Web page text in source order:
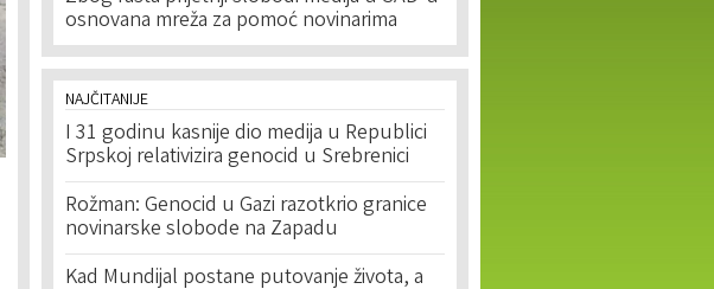
osnovana mreža za pomoć novinarima
NAJČITANIJE
I 31 godinu kasnije dio medija u Republici
Srpskoj relativizira genocid u Srebrenici
Rožman: Genocid u Gazi razotkrio granice
novinarske slobode na Zapadu
Kad Mundijal postane putovanje života, a